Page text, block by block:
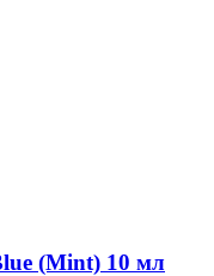
(Mint) 10 мл